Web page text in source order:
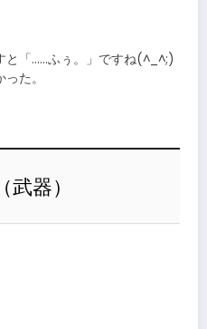
と「……ふぅ。」ですね(^_^;)
た。
器）